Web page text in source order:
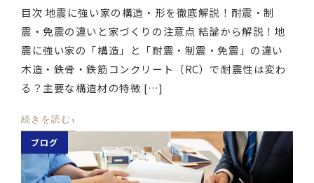
目次 地震に強い家の構造・形を徹底解説！耐震・制
震・免震の違いと家づくりの注意点 結論から解説！地
震に強い家の「構造」と「耐震・制震・免震」の違い
木造・鉄骨・鉄筋コンクリート（RC）で耐震性は変わ
る？主要な構造材の特徴 […]
続きを読む ›
ブログ